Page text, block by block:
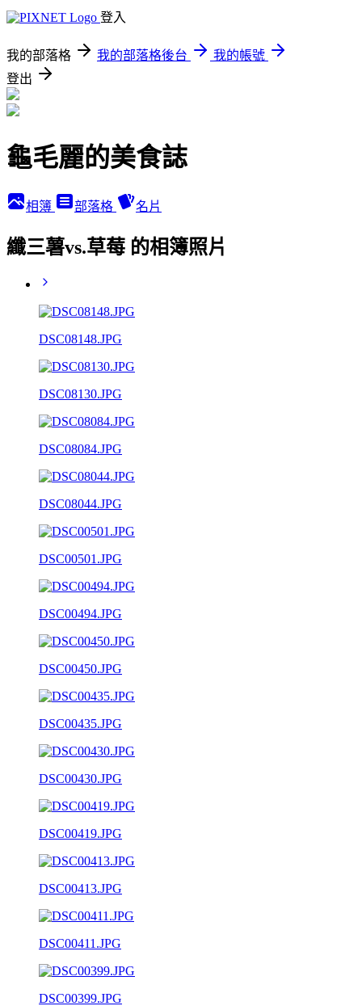
登入
我的部落格 我的部落格後台
我的帳號
登出
龜毛麗的美食誌
相簿 部落格 名片
纖三薯vs.草莓 的相簿照片
DSC08148.JPG
DSC08130.JPG
DSC08084.JPG
DSC08044.JPG
DSC00501.JPG
DSC00494.JPG
DSC00450.JPG
DSC00435.JPG
DSC00430.JPG
DSC00419.JPG
DSC00413.JPG
DSC00411.JPG
DSC00399.JPG